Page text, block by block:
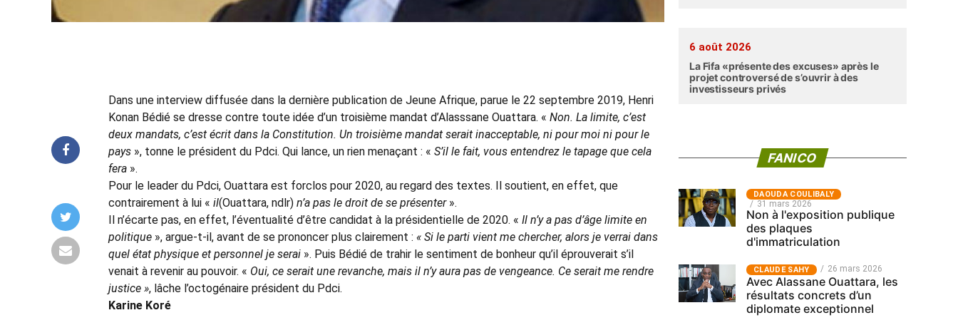
Dans une interview diffusée dans la dernière publication de Jeune Afrique, parue le 22 septembre 2019, Henri
Konan Bédié se dresse contre toute idée d’un troisième mandat d’Alasssane Ouattara. « Non. La limite, c’est
deux mandats, c’est écrit dans la Constitution. Un troisième mandat serait inacceptable, ni pour moi ni pour le
pays », tonne le président du Pdci. Qui lance, un rien menaçant : « S’il le fait, vous entendrez le tapage que cela
fera ».
Pour le leader du Pdci, Ouattara est forclos pour 2020, au regard des textes. Il soutient, en effet, que
contrairement à lui « il(Ouattara, ndlr) n’a pas le droit de se présenter».
Il n’écarte pas, en effet, l’éventualité d’être candidat à la présidentielle de 2020. « Il n’y a pas d’âge limite en
politique », argue-t-il, avant de se prononcer plus clairement : « Si le parti vient me chercher, alors je verrai dans
quel état physique et personnel je serai ». Puis Bédié de trahir le sentiment de bonheur qu’il éprouverait s’il
venait à revenir au pouvoir. « Oui, ce serait une revanche, mais il n’y aura pas de vengeance. Ce serait me rendre
justice », lâche l’octogénaire président du Pdci.
Karine Koré
6 août 2026
La Fifa «présente des excuses» après le
projet controversé de s’ouvrir à des
investisseurs privés
FANICO
‎DAOUDA COULIBALY
31 mars 2026
Non à l'exposition publique
des plaques
d'immatriculation
CLAUDE SAHY 26 mars 2026
Avec Alassane Ouattara, les
résultats concrets d’un
diplomate exceptionnel